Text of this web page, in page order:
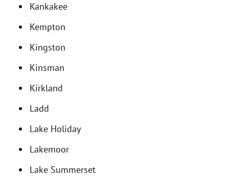
Kankakee
Kempton
Kingston
Kinsman
Kirkland
Ladd
Lake Holiday
Lakemoor
Lake Summerset